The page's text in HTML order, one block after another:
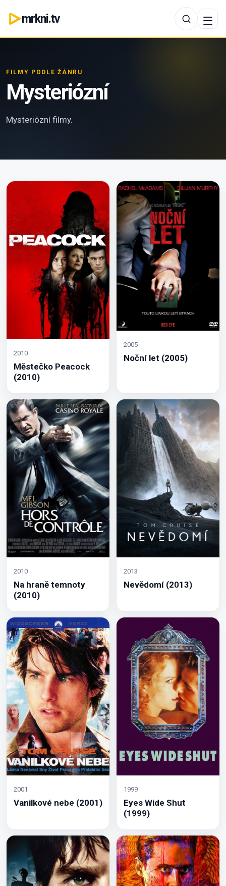
mrkni.tv
FILMY PODLE ŽÁNRU
Mysteriózní
Mysteriózní filmy.
2010
Městečko Peacock
(2010)
2005
Noční let (2005)
2010
Na hraně temnoty
(2010)
2013
Nevědomí (2013)
2001
Vanilkové nebe (2001)
1999
Eyes Wide Shut
(1999)